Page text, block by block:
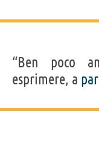
“Ben poco
esprimere, a